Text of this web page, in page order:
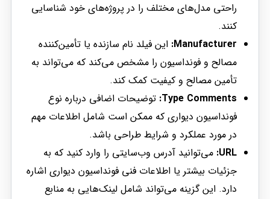
راحتی مدل‌های مختلف را در پروژه‌های خود شناسایی
کنند.
Manufacturer: این فیلد نام سازنده یا تأمین‌کننده
مصالح و فونداسیون را مشخص می‌کند که می‌تواند به
تأمین مصالح و کیفیت کمک کند.
Type Comments: توضیحات اضافی درباره نوع
فونداسیون دیواری که ممکن است شامل اطلاعات مهم
در مورد عملکرد و شرایط طراحی باشد.
URL: می‌توانید آدرس وب‌سایتی را وارد کنید که به
جزئیات بیشتر یا اطلاعات فنی فونداسیون دیواری اشاره
دارد. این گزینه می‌تواند شامل لینک‌هایی به منابع